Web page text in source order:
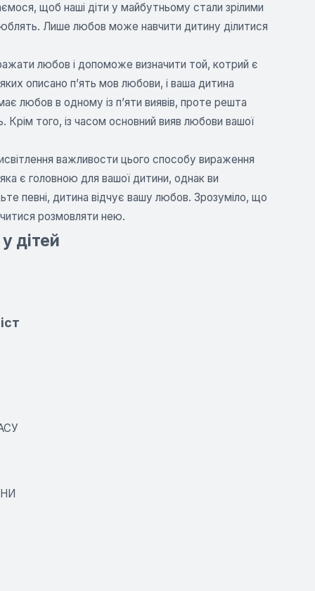
щоб наші діти у майбутньому стали зрілими
Лише любов може навчити дитину ділитися
любов і допоможе визначити той, котрий є
описано п’ять мов любови, і ваша дитина
любов в одному із п’яти виявів, проте решта
того, із часом основний вияв любови вашої
важливости цього способу вираження
є головною для вашої дитини, однак ви
певні, дитина відчує вашу любов. Зрозуміло, що
розмовляти нею.
дітей